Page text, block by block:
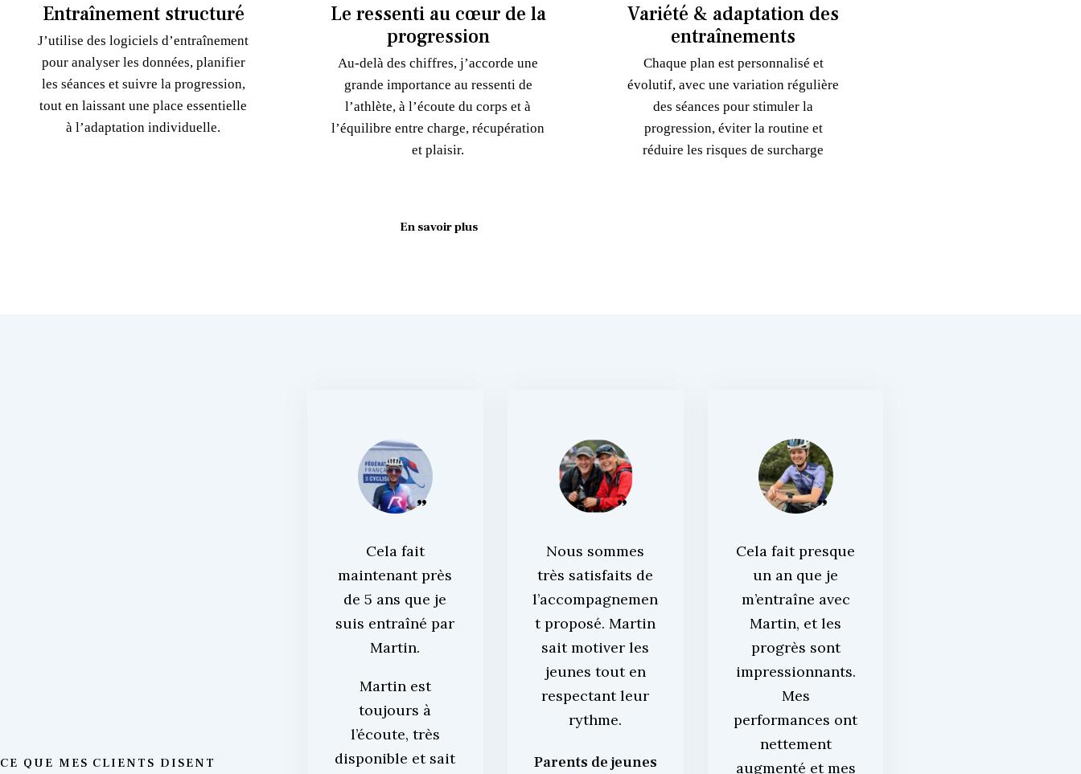
Entraînement structuré
J’utilise des logiciels d’entraînement
pour analyser les données, planifier
les séances et suivre la progression,
tout en laissant une place essentielle
à l’adaptation individuelle.
Le ressenti au cœur de la
progression
Au-delà des chiffres, j’accorde une
grande importance au ressenti de
l’athlète, à l’écoute du corps et à
l’équilibre entre charge, récupération
et plaisir.
Variété & adaptation des
entraînements
Chaque plan est personnalisé et
évolutif, avec une variation régulière
des séances pour stimuler la
progression, éviter la routine et
réduire les risques de surcharge
En savoir plus
CE QUE MES CLIENTS DISENT
Cela fait
maintenant près
de 5 ans que je
suis entraîné par
Martin.
Martin est
toujours à
l’écoute, très
disponible et sait
Nous sommes
très satisfaits de
l’accompagnemen
t proposé. Martin
sait motiver les
jeunes tout en
respectant leur
rythme.
Parents de jeunes
Cela fait presque
un an que je
m’entraîne avec
Martin, et les
progrès sont
impressionnants.
Mes
performances ont
nettement
augmenté et mes